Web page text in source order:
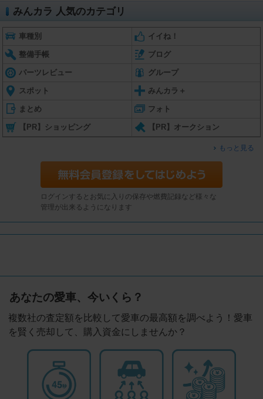
みんカラ 人気のカテゴリ
車種別 イイね！
整備手帳 ブログ
パーツレビュー グループ
スポット みんカラ＋
まとめ フォト
【PR】ショッピング 【PR】オークション
もっと見る
ログインするとお気に入りの保存や燃費記録など様々な
管理が出来るようになります
あなたの愛車、今いくら？
複数社の査定額を比較して愛車の最高額を調べよう！愛車
を賢く売却して、購入資金にしませんか？